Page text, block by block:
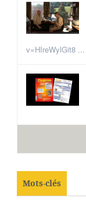
Thématiques
v=HIreWylGit8 ...
Mots-clés